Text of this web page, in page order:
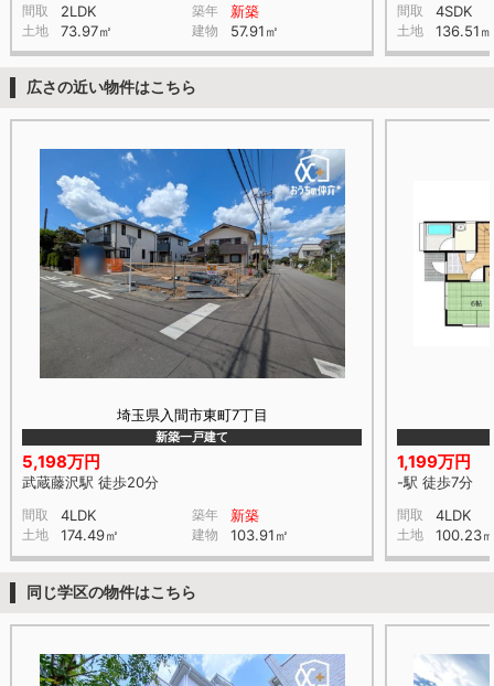
間取 2LDK 築年 新築
土地 73.97㎡ 建物 57.91㎡
間取 4SDK
土地 136.51㎡
広さの近い物件はこちら
埼玉県入間市東町7丁目
新築一戸建て
5,198万円
武蔵藤沢駅 徒歩20分
間取 4LDK 築年 新築
土地 174.49㎡ 建物 103.91㎡
1,199万円
-駅 徒歩7分
間取 4LDK
土地 100.23
同じ学区の物件はこちら